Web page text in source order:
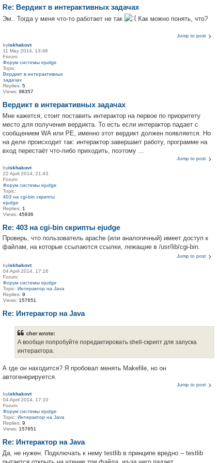
Re: Вердикт в интерактивных задачах
Эм.. Тогда у меня что-то работает не так Как можно понять, что?
Jump to post
byiskhakovt
11 May 2014, 13:46
Forum:
Форум системы ejudge
Topic:
Вердикт в интерактивных
задачах
Replies: 5
Views: 98357
Вердикт в интерактивных задачах
Мне кажется, стоит поставить интерактор на первое по приоритету
место для получения вердикта. То есть если интерактор падает с
сообщением WA или PE, именно этот вердикт должен появляется. Но
на деле происходит так: интерактор завершает работу, программе на
вход перестаёт что-либо приходить, поэтому ...
Jump to post
byiskhakovt
22 April 2014, 21:43
Forum:
Форум системы ejudge
Topic:
403 на cgi-bin скрипты
ejudge
Replies: 1
Views: 45936
Re: 403 на cgi-bin скрипты ejudge
Проверь, что пользователь apache (или аналогичный) имеет доступ к
файлам, на которые ссылаются ссылки, лежащие в /usr/lib/cgi-bin.
Jump to post
byiskhakovt
04 April 2014, 17:16
Forum:
Форум системы ejudge
Topic: Интерактор на Java
Replies: 9
Views: 157651
Re: Интерактор на Java
cher wrote:
А вообще попробуйте поредактировать shell-скрипт для запуска
интерактора.
А где он находится? Я пробовал менять Makefile, но он
автогенерируется.
Jump to post
byiskhakovt
04 April 2014, 17:10
Forum:
Форум системы ejudge
Topic: Интерактор на Java
Replies: 9
Views: 157651
Re: Интерактор на Java
Да, не нужен. Подключать к нему testlib в принципе вредно -- testlib